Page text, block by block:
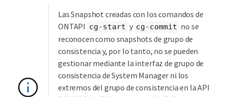
Las Snapshot creadas con los comandos de
ONTAPI cg-start y cg-commit no se
reconocen como snapshots de grupo de
consistencia y, por lo tanto, no se pueden
gestionar mediante la interfaz de grupo de
consistencia de System Manager ni los
extremos del grupo de consistencia en la API